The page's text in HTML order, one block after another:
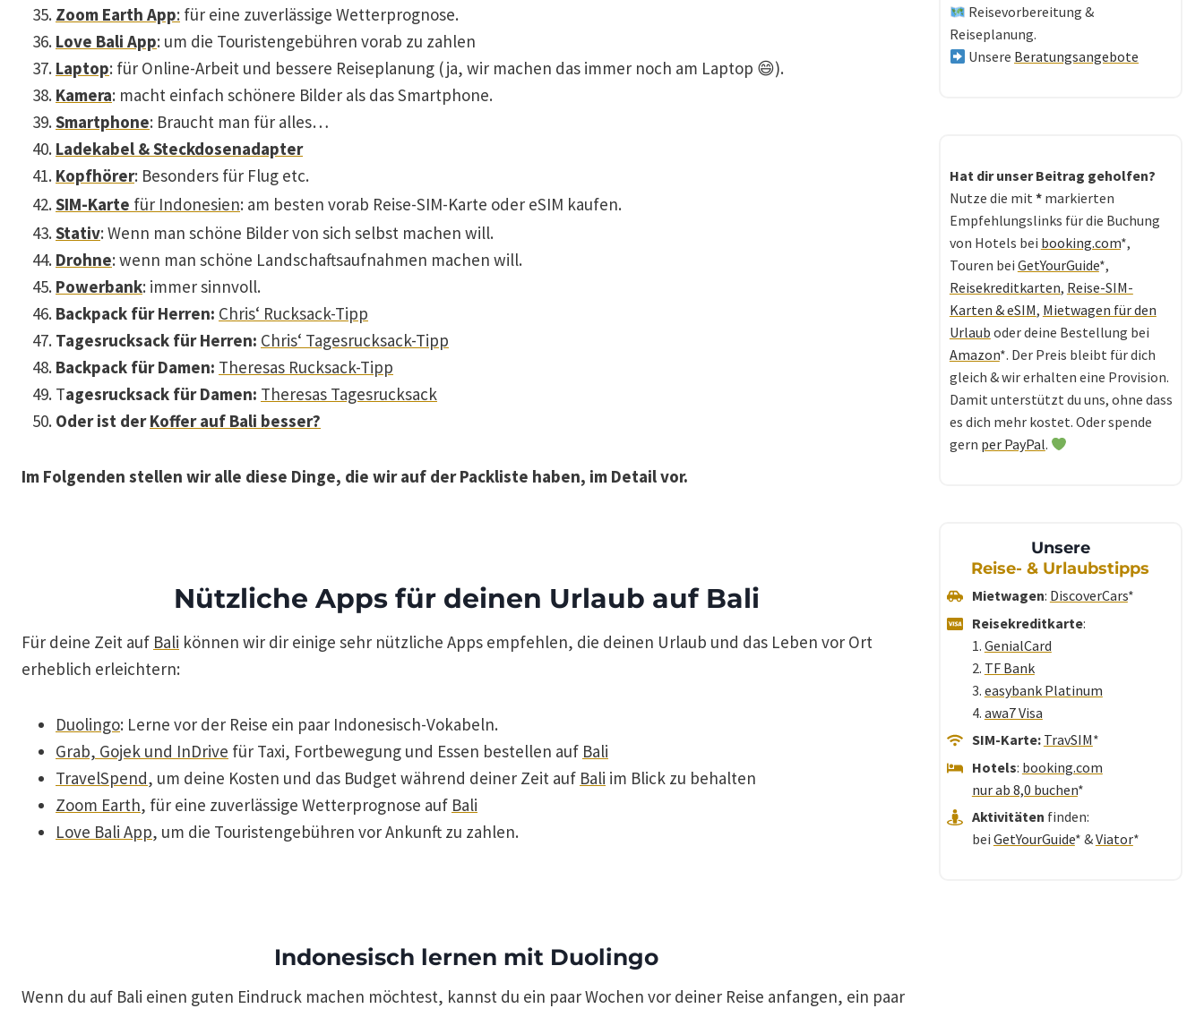
Zoom Earth App: für eine zuverlässige Wetterprognose.
Love Bali App: um die Touristengebühren vorab zu zahlen
Laptop: für Online-Arbeit und bessere Reiseplanung (ja, wir machen das immer noch am Laptop 😄).
Kamera: macht einfach schönere Bilder als das Smartphone.
Smartphone: Braucht man für alles…
Ladekabel & Steckdosenadapter
Kopfhörer: Besonders für Flug etc.
SIM-Karte für Indonesien: am besten vorab Reise-SIM-Karte oder eSIM kaufen.
Stativ: Wenn man schöne Bilder von sich selbst machen will.
Drohne: wenn man schöne Landschaftsaufnahmen machen will.
Powerbank: immer sinnvoll.
Backpack für Herren: Chris‘ Rucksack-Tipp
Tagesrucksack für Herren: Chris‘ Tagesrucksack-Tipp
Backpack für Damen: Theresas Rucksack-Tipp
Tagesrucksack für Damen: Theresas Tagesrucksack
Oder ist derKoffer auf Bali besser?
Im Folgenden stellen wir alle diese Dinge, die wir auf der Packliste haben, im Detail vor.
Nützliche Apps für deinen Urlaub auf Bali
Für deine Zeit auf Bali können wir dir einige sehr nützliche Apps empfehlen, die deinen Urlaub und das Leben vor Ort
erheblich erleichtern:
Duolingo: Lerne vor der Reise ein paar Indonesisch-Vokabeln.
Grab, Gojek und InDrive für Taxi, Fortbewegung und Essen bestellen auf Bali
TravelSpend, um deine Kosten und das Budget während deiner Zeit auf Bali im Blick zu behalten
Zoom Earth, für eine zuverlässige Wetterprognose auf Bali
Love Bali App, um die Touristengebühren vor Ankunft zu zahlen.
Indonesisch lernen mit Duolingo
Wenn du auf Bali einen guten Eindruck machen möchtest, kannst du ein paar Wochen vor deiner Reise anfangen, ein paar
Reisevorbereitung &
Reiseplanung.
Unsere Beratungsangebote
Hat dir unser Beitrag geholfen?
Nutze die mit *markierten
Empfehlungslinks für die Buchung
von Hotels bei booking.com*,
Touren bei GetYourGuide*,
Reisekreditkarten, Reise-SIM-
Karten & eSIM, Mietwagen für den
Urlaub oder deine Bestellung bei
Amazon*. Der Preis bleibt für dich
gleich & wir erhalten eine Provision.
Damit unterstützt du uns, ohne dass
es dich mehr kostet. Oder spende
gern per PayPal.
Unsere
Reise- & Urlaubstipps
Mietwagen: DiscoverCars*
Reisekreditkarte:
1. GenialCard
2. TF Bank
3. easybank Platinum
4. awa7 Visa
SIM-Karte: TravSIM*
Hotels: booking.com
nur ab 8,0 buchen*
Aktivitäten finden:
bei GetYourGuide* &Viator*